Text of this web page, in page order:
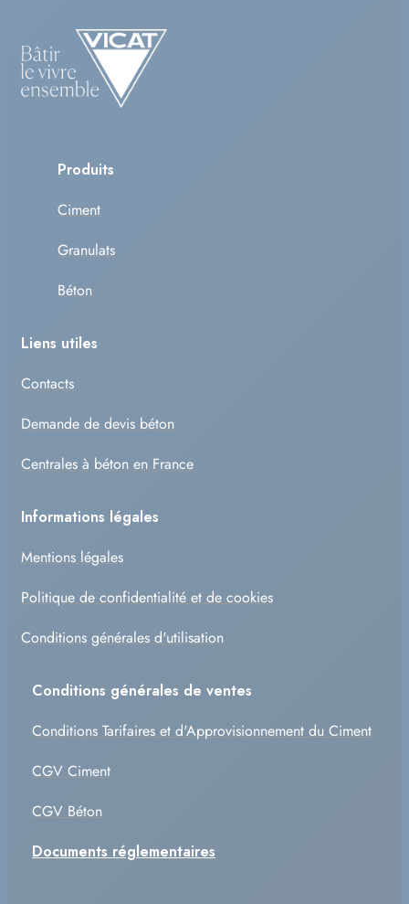
Produits
Ciment
Granulats
Béton
Liens utiles
Contacts
Demande de devis béton
Centrales à béton en France
Informations légales
Mentions légales
Politique de confidentialité et de cookies
Conditions générales d'utilisation
Conditions générales de ventes
Conditions Tarifaires et d'Approvisionnement du Ciment
CGV Ciment
CGV Béton
Documents réglementaires